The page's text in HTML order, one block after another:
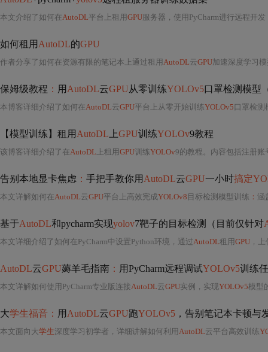
本文介绍了如何在AutoDL平台上租用GPU 服务器，使用PyCharm进行远程开发，详细步骤
如何租用 AutoDL的GPU
作者分享了如何在资源有限的笔记本上通过租用AutoDL云GPU加速深度学习
保姆级教程 ： 用 AutoDL云GPU从零训练YOLOv5口罩检测模型
本博客详细介绍了如何在AutoDL云GPU平台上从零开始训练YOLOv5口罩检测模型，涵盖数据集构建（含
【模型训练】租用 AutoDL 上GPU训练YOLOv9教程
该博客详细介绍了在AutoDL 上租用GPU训练YOLOv9的教程。内容包括注册账号、创建实例、上传和
告别本地显卡焦虑 ： 手把手教你用 AutoDL云GPU一小时搞定
本文详解如何在AutoDL云GPU平台上高效完成YOLOv8 目标检测模型训练 ： 涵
基于AutoDL和pycharm实现yolov7靶子的目标检测（目前仅针对
本文详细介绍了如何在PyCharm中设置Python环境，通过AutoDL租用GPU ，上
AutoDL云GPU薅羊毛指南 ： 用PyCharm远程调试YOLOv5训练
本文详解如何使用PyCharm专业版连接AutoDL云GPU实例，实现YOLOv5模型的远
大学生福音： 用 AutoDL云GPU跑YOLOv5 ，告别笔记本卡顿与
本文面向大学生深度学习初学者，详细讲解如何利用AutoDL云平台高效训练